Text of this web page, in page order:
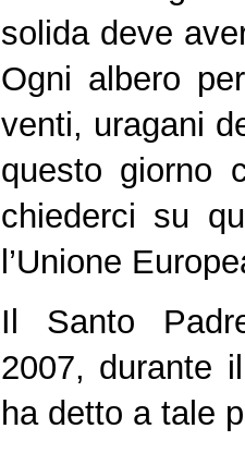
solida deve
Ogni albero
venti, uragani
questo giorno
chiederci su
l’Unione
Il Santo
2007, durante
ha detto a tale